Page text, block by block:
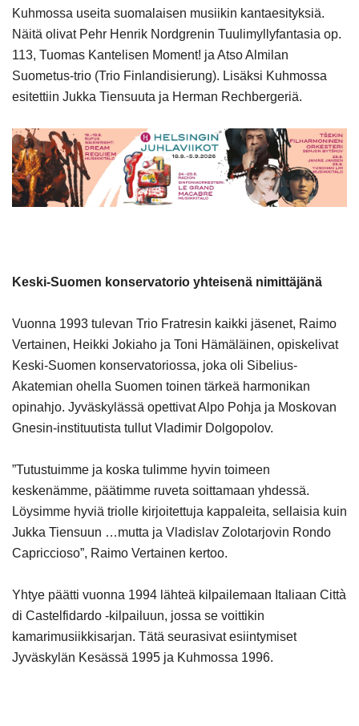
Kuhmossa useita suomalaisen musiikin kantaesityksiä.
Näitä olivat Pehr Henrik Nordgrenin Tuulimyllyfantasia op.
113, Tuomas Kantelisen Moment! ja Atso Almilan
Suometus-trio (Trio Finlandisierung). Lisäksi Kuhmossa
esitettiin Jukka Tiensuuta ja Herman Rechbergeriä.
Keski-Suomen konservatorio yhteisenä nimittäjänä
Vuonna 1993 tulevan Trio Fratresin kaikki jäsenet, Raimo
Vertainen, Heikki Jokiaho ja Toni Hämäläinen, opiskelivat
Keski-Suomen konservatoriossa, joka oli Sibelius-
Akatemian ohella Suomen toinen tärkeä harmonikan
opinahjo. Jyväskylässä opettivat Alpo Pohja ja Moskovan
Gnesin-instituutista tullut Vladimir Dolgopolov.
”Tutustuimme ja koska tulimme hyvin toimeen
keskenämme, päätimme ruveta soittamaan yhdessä.
Löysimme hyviä triolle kirjoitettuja kappaleita, sellaisia kuin
Jukka Tiensuun …mutta ja Vladislav Zolotarjovin Rondo
Capriccioso”, Raimo Vertainen kertoo.
Yhtye päätti vuonna 1994 lähteä kilpailemaan Italiaan Città
di Castelfidardo -kilpailuun, jossa se voittikin
kamarimusiikkisarjan. Tätä seurasivat esiintymiset
Jyväskylän Kesässä 1995 ja Kuhmossa 1996.